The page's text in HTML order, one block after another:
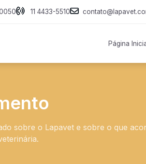
11 4433-5510
Página
sobre o Lapavet e sobre o que